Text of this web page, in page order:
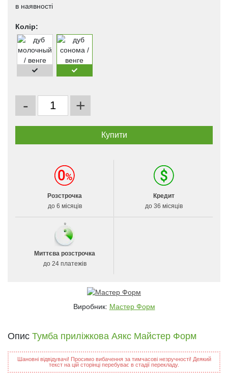
в наявності
Колір:
- +
Розстрочка
до 6 місяців
Кредит
до 36 місяців
Миттєва розстрочка
до 24 платежів
Виробник: Мастер Форм
Опис Тумба приліжкова Аякс Майстер Форм
Шановні відвідувачі! Просимо вибачення за тимчасові незручності! Деякий
текст на цій сторінці перебуває в стадії перекладу.